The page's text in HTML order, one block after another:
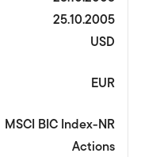
25.10.2005
USD
EUR
MSCI BIC Index-NR
Actions